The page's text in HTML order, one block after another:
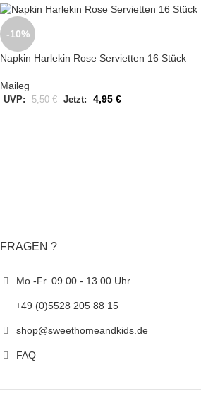
-10%
Napkin Harlekin Rose Servietten 16 Stück
Maileg
UVP: 5,50€ Jetzt: 4,95 €
FRAGEN ?
Mo.-Fr. 09.00 - 13.00 Uhr
+49 (0)5528 205 88 15
shop@sweethomeandkids.de
FAQ